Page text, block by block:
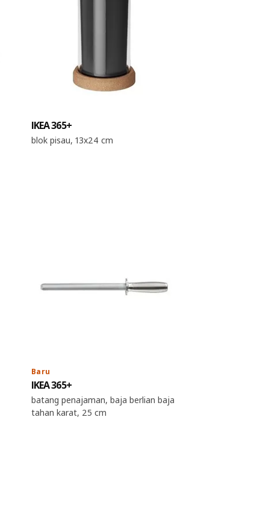
IKEA 365+
blok pisau, 13x24 cm
Baru
IKEA 365+
batang penajaman, baja berlian baja
tahan karat, 25 cm